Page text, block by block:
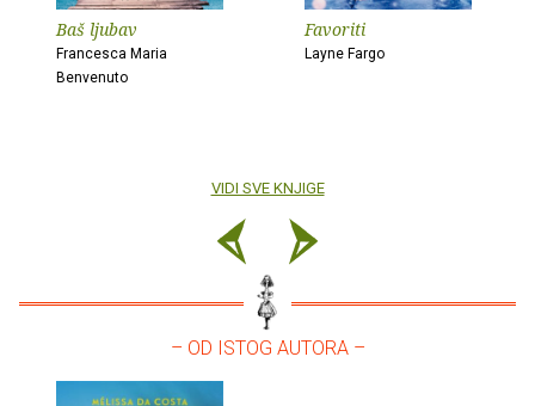
Baš ljubav
Francesca Maria
Benvenuto
Favoriti
Layne Fargo
VIDI SVE KNJIGE
– OD ISTOG AUTORA –